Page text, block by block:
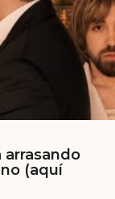
arrasando
(aquí